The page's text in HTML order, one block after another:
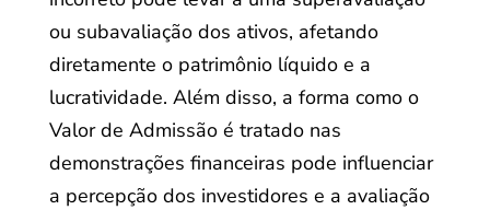
ou subavaliação dos ativos, afetando
diretamente o patrimônio líquido e a
lucratividade. Além disso, a forma como o
Valor de Admissão é tratado nas
demonstrações financeiras pode influenciar
a percepção dos investidores e a avaliação